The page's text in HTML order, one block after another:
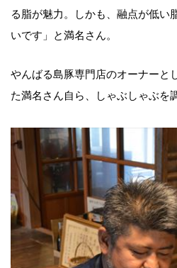
る脂が魅力。しかも、融点が低い
いです」と満名さん。
やんばる島豚専門店のオーナーと
た満名さん自ら、しゃぶしゃぶを